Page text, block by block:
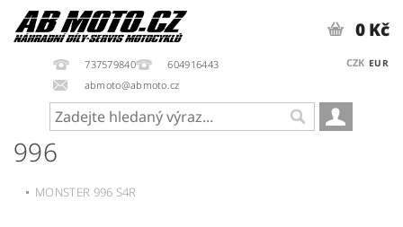
737579840
604916443
abmoto@abmoto.cz
CZK EUR
0 Kč
996
MONSTER 996 S4R